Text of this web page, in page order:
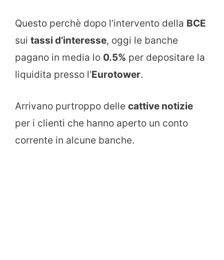
Questo perchè dopo l’intervento della BCE
sui tassi d’interesse, oggi le banche
pagano in media lo 0.5% per depositare la
liquidita presso l’Eurotower.
Arrivano purtroppo delle cattive notizie
per i clienti che hanno aperto un conto
corrente in alcune banche.